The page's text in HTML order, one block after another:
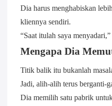
Dia harus menghabiskan
kliennya sendiri.
“Saat itulah saya
Mengapa Dia
Titik balik itu bukanlah
Jadi, alih-alih terus berganti-
Dia memilih satu pabrik